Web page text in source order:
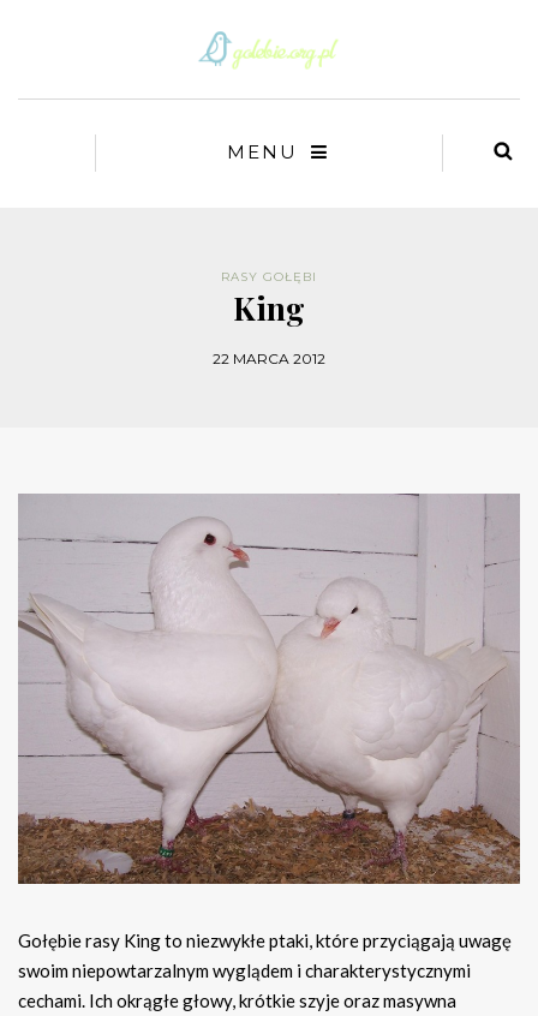
MENU
RASY GOŁĘBI
King
22 MARCA 2012
Gołębie rasy King to niezwykłe ptaki, które przyciągają uwagę
swoim niepowtarzalnym wyglądem i charakterystycznymi
cechami. Ich okrągłe głowy, krótkie szyje oraz masywna